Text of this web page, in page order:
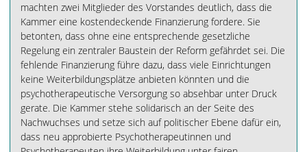
machten zwei Mitglieder des Vorstandes deutlich, dass die
Kammer eine kostendeckende Finanzierung fordere. Sie
betonten, dass ohne eine entsprechende gesetzliche
Regelung ein zentraler Baustein der Reform gefährdet sei. Die
fehlende Finanzierung führe dazu, dass viele Einrichtungen
keine Weiterbildungsplätze anbieten könnten und die
psychotherapeutische Versorgung so absehbar unter Druck
gerate. Die Kammer stehe solidarisch an der Seite des
Nachwuchses und setze sich auf politischer Ebene dafür ein,
dass neu approbierte Psychotherapeutinnen und